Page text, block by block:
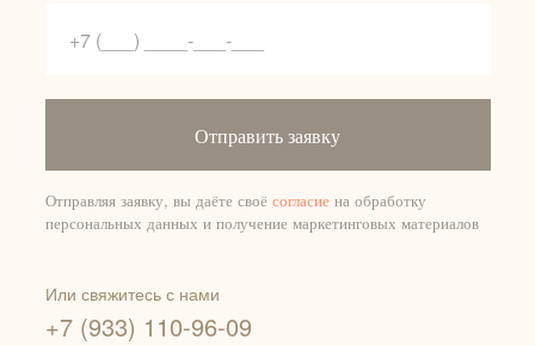
Отправить заявку
Отправляя заявку, вы даёте своё согласиена обработку
персональных данных и получение маркетинговых материалов
+7 (933) 110-96-09
Или свяжитесь с нами